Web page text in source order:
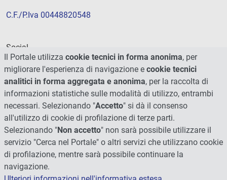
C.F./P.Iva 00448820548
Social
Il Portale utilizza cookie tecnici in forma anonima, per
migliorare l'esperienza di navigazione e cookie tecnici
analitici in forma aggregata e anonima, per la raccolta di
informazioni statistiche sulle modalità di utilizzo, entrambi
necessari. Selezionando "Accetto" si dà il consenso
all'utilizzo di cookie di profilazione di terze parti.
Selezionando "Non accetto" non sarà possibile utilizzare il
servizio "Cerca nel Portale" o altri servizi che utilizzano cookie
di profilazione, mentre sarà possibile continuare la
navigazione.